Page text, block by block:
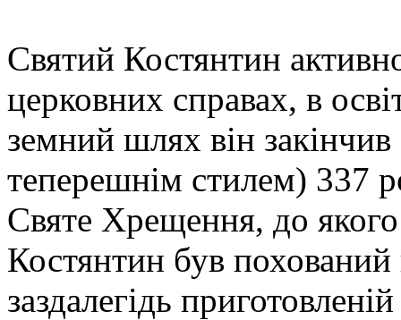
Святий Костянтин
церковних справах, в
земний шлях він
теперешнім стилем) 337
Святе Хрещення, до
Костянтин був похований
заздалегідь